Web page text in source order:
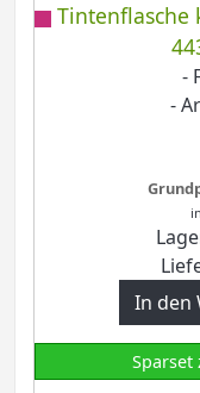
Tintenflasche
-
-
Sparset